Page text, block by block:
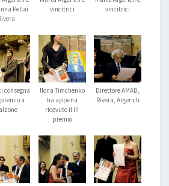
Pellai
vincitrici
vincitrici
consegna
a
Ilona Timchenko
ha appena
ricevuto il III
premio
Direttore AMAD,
Rivera, Argerich